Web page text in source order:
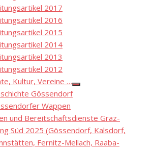
2017
2016
2015
2014
2013
2012
Kultur, Vereine …
Show
Gössendorf
Wappen
und Bereitschaftsdienste Graz-
Süd 2025 (Gössendorf, Kalsdorf,
Fernitz-Mellach, Raaba-